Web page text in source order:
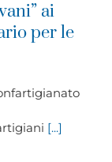
ai
per le
[...]